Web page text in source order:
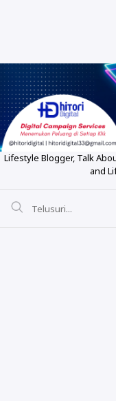
Lifestyle Blogger, Talk
and